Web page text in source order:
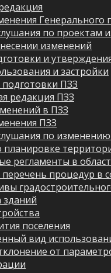
Генерального
по проектам
изменений
и
и застройки
ПЗЗ
редакция ПЗЗ
в ПЗЗ
ПЗЗ
по
регламенты в
процедур в
зданий
поселения
вид
от